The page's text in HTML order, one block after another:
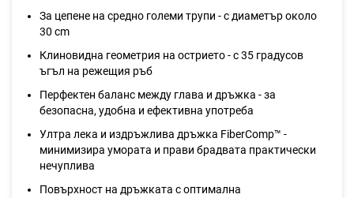
За цепене на средно големи трупи - с диаметър около
30 cm
Клиновидна геометрия на острието - с 35 градусов
ъгъл на режещия ръб
Перфектен баланс между глава и дръжка - за
безопасна, удобна и ефективна употреба
Ултра лека и издръжлива дръжка FiberComp™ -
минимизира умората и прави брадвата практически
нечуплива
Повърхност на дръжката с оптимална